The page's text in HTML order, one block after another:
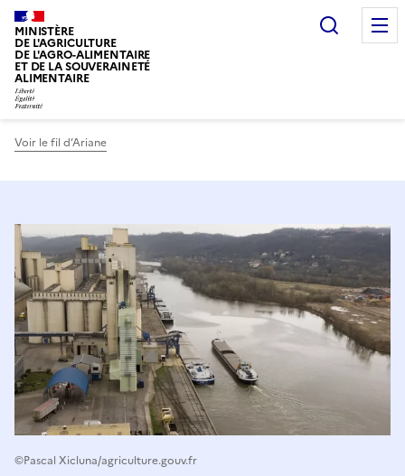
MINISTÈRE
DE L'AGRICULTURE
DE L'AGRO-ALIMENTAIRE
ET DE LA SOUVERAINETÉ
ALIMENTAIRE
Voir le fil d’Ariane
©Pascal Xicluna/agriculture.gouv.fr